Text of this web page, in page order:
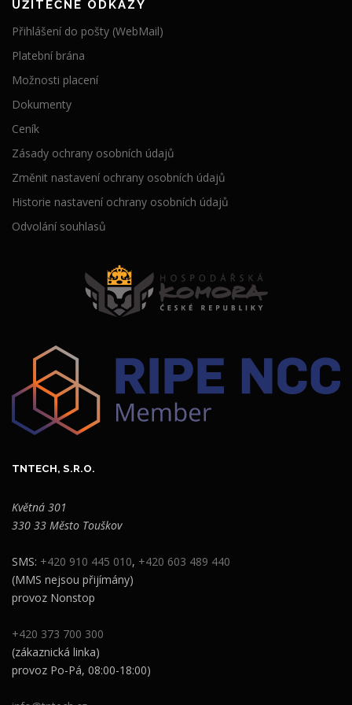
UŽITEČNÉ ODKAZY
Přihlášení do pošty (WebMail)
Platební brána
Možnosti placení
Dokumenty
Ceník
Zásady ochrany osobních údajů
Změnit nastavení ochrany osobních údajů
Historie nastavení ochrany osobních údajů
Odvolání souhlasů
TNTECH, S.R.O.
Květná 301
330 33 Město Touškov
SMS: +420 910 445 010, +420 603 489 440
(MMS nejsou přijímány)
provoz Nonstop
+420 373 700 300
(zákaznická linka)
provoz Po-Pá, 08:00-18:00)